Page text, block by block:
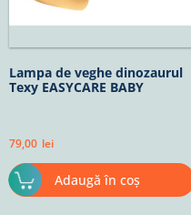
Lampa de veghe dinozaurul
Texy EASYCARE BABY
79,00 lei
Adaugă în coș